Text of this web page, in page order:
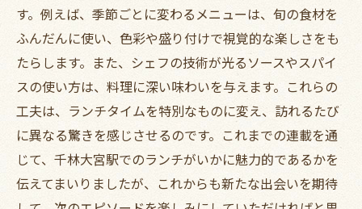
す。例えば、季節ごとに変わるメニューは、旬の食材を
ふんだんに使い、色彩や盛り付けで視覚的な楽しさをも
たらします。また、シェフの技術が光るソースやスパイ
スの使い方は、料理に深い味わいを与えます。これらの
工夫は、ランチタイムを特別なものに変え、訪れるたび
に異なる驚きを感じさせるのです。これまでの連載を通
じて、千林大宮駅でのランチがいかに魅力的であるかを
伝えてまいりましたが、これからも新たな出会いを期待